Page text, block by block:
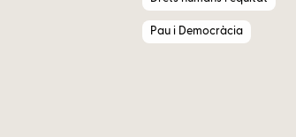
Pau i Democràcia